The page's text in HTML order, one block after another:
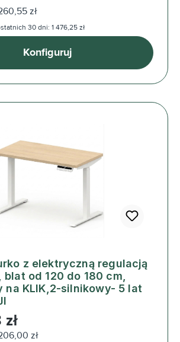
zł
30 dni: 1 476,25 zł
Konfiguruj
z elektryczną regulacją
od 120 do 180 cm,
na KLIK,2-silnikowy- 5 lat
zł